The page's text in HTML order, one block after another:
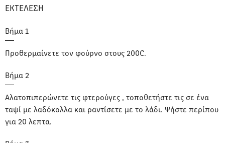
ΕΚΤΕΛΕΣΗ
Προθερμαίνετε τον φούρνο στους 200C.
Αλατοπιπερώνετε τις φτερούγες , τοποθετήστε τις σε ένα
ταψί με λαδόκολλα και ραντίσετε με το λάδι. Ψήστε περίπου
για 20 λεπτα.